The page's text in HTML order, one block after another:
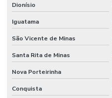
Dionísio
Iguatama
São Vicente de Minas
Santa Rita de Minas
Nova Porteirinha
Conquista